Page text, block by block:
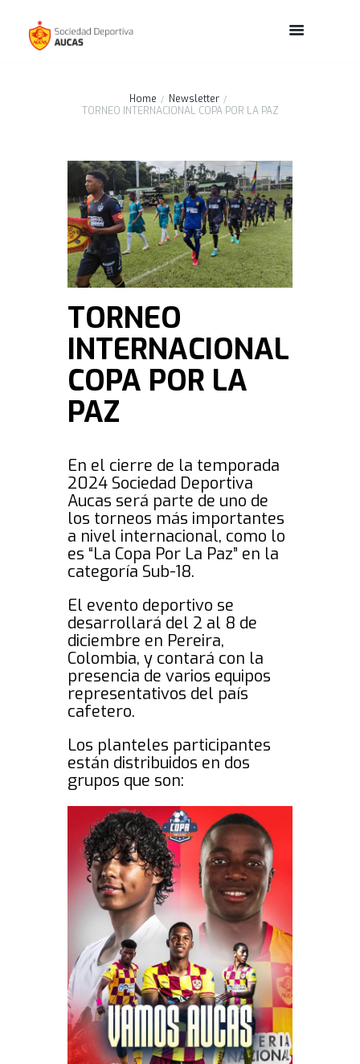
Home
Newsletter
TORNEO INTERNACIONAL COPA POR LA PAZ
TORNEO
INTERNACIONAL
COPA POR LA
PAZ
En el cierre de la temporada
2024 Sociedad Deportiva
Aucas será parte de uno de
los torneos más importantes
a nivel internacional, como lo
es “La Copa Por La Paz” en la
categoría Sub-18.
El evento deportivo se
desarrollará del 2 al 8 de
diciembre en Pereira,
Colombia, y contará con la
presencia de varios equipos
representativos del país
cafetero.
Los planteles participantes
están distribuidos en dos
grupos que son: